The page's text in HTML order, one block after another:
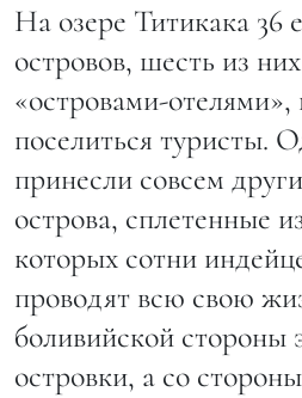
На озере Титикака 36
островов, шесть из
«островами-отелями»,
поселиться туристы.
принесли совсем
острова, сплетенные
которых сотни
проводят всю свою
боливийской стороны
островки, а со